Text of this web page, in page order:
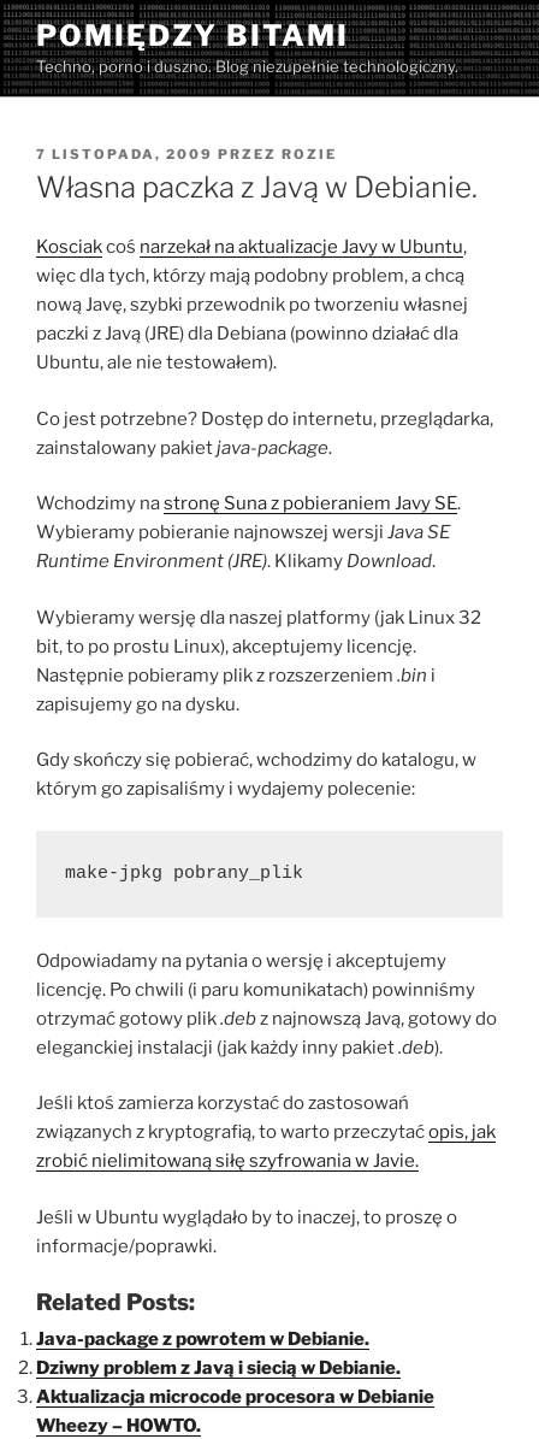
Przejdź
do
treści
POMIĘDZY BITAMI
Techno, porno i duszno. Blog niezupełnie technologiczny.
OPUBLIKOWANE
W
7 LISTOPADA, 2009 PRZEZ ROZIE
Własna paczka z Javą w Debianie.
Kosciakcoś narzekał na aktualizacje Javy w Ubuntu,
więc dla tych, którzy mają podobny problem, a chcą
nową Javę, szybki przewodnik po tworzeniu własnej
paczki z Javą (JRE) dla Debiana (powinno działać dla
Ubuntu, ale nie testowałem).
Co jest potrzebne? Dostęp do internetu, przeglądarka,
zainstalowany pakietjava-package.
Wchodzimy nastronę Suna z pobieraniem Javy SE.
Wybieramy pobieranie najnowszej wersji Java SE
Runtime Environment (JRE). Klikamy Download.
Wybieramy wersję dla naszej platformy (jak Linux 32
bit, to po prostu Linux), akceptujemy licencję.
Następnie pobieramy plik z rozszerzeniem .bin i
zapisujemy go na dysku.
Gdy skończy się pobierać, wchodzimy do katalogu, w
którym go zapisaliśmy i wydajemy polecenie:
make-jpkg pobrany_plik
Odpowiadamy na pytania o wersję i akceptujemy
licencję. Po chwili (i paru komunikatach) powinniśmy
otrzymać gotowy plik.debz najnowszą Javą, gotowy do
eleganckiej instalacji (jak każdy inny pakiet.deb).
Jeśli ktoś zamierza korzystać do zastosowań
związanych z kryptografią, to warto przeczytaćopis, jak
zrobić nielimitowaną siłę szyfrowania w Javie.
Jeśli w Ubuntu wyglądało by to inaczej, to proszę o
informacje/poprawki.
Related Posts:
Java-package z powrotem w Debianie.
Dziwny problem z Javą i siecią w Debianie.
Aktualizacja microcode procesora w Debianie
Wheezy – HOWTO.